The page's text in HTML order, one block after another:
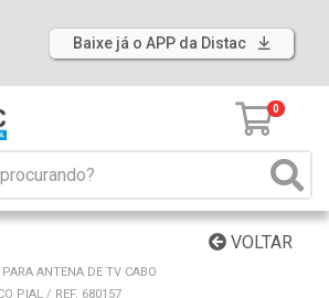
Baixe já o APP da Distac
0
VOLTAR
ANTENA DE TV CABO
PIAL / REF. 680157